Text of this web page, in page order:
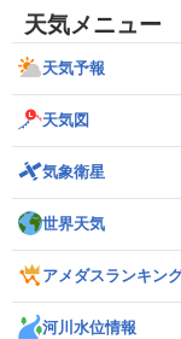
天気メニュー
天気予報
天気図
気象衛星
世界天気
アメダスランキン
河川水位情報